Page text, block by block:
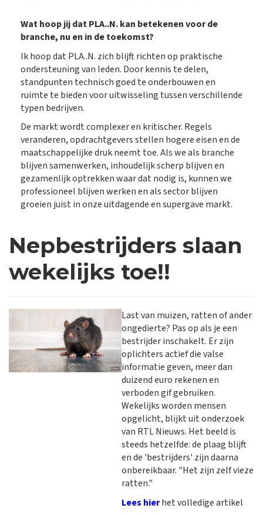
Wat hoop jij dat PLA..N. kan betekenen voor de
branche, nu en in de toekomst?
Ik hoop dat PLA..N. zich blijft richten op praktische
ondersteuning van leden. Door kennis te delen,
standpunten technisch goed te onderbouwen en
ruimte te bieden voor uitwisseling tussen verschillende
typen bedrijven.
De markt wordt complexer en kritischer. Regels
veranderen, opdrachtgevers stellen hogere eisen en de
maatschappelijke druk neemt toe. Als we als branche
blijven samenwerken, inhoudelijk scherp blijven en
gezamenlijk optrekken waar dat nodig is, kunnen we
professioneel blijven werken en als sector blijven
groeien juist in onze uitdagende en supergave markt.
Nepbestrijders slaan
wekelijks toe!!
Last van muizen, ratten of ander
ongedierte? Pas op als je een
bestrijder inschakelt. Er zijn
oplichters actief die valse
informatie geven, meer dan
duizend euro rekenen en
verboden gif gebruiken.
Wekelijks worden mensen
opgelicht, blijkt uit onderzoek
van RTL Nieuws. Het beeld is
steeds hetzelfde: de plaag blijft
en de 'bestrijders' zijn daarna
onbereikbaar. "Het zijn zelf vieze
ratten."
Lees hierhet volledige artikel